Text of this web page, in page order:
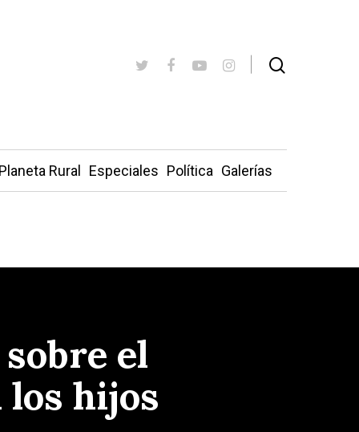
Planeta Rural Especiales Política Galerías
el
los hijos